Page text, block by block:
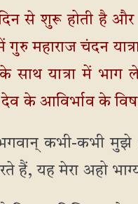
दिन से शुरू होती है
महाराज चंदन
के साथ यात्रा में
के आविर्भाव के
कभी-कभी मुझे
हैं, यह मेरा अहो